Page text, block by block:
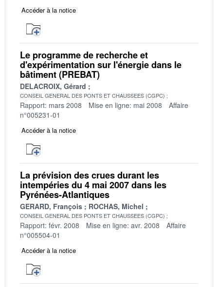
Accéder à la notice
Le programme de recherche et
d'expérimentation sur l'énergie dans le
bâtiment (PREBAT)
DELACROIX, Gérard
CONSEIL GENERAL DES PONTS ET CHAUSSEES (CGPC)
Rapport: mars 2008 Mise en ligne: mai 2008
Affaire
n°005231-01
Accéder à la notice
La prévision des crues durant les
intempéries du 4 mai 2007 dans les
Pyrénées-Atlantiques
GERARD, François ROCHAS, Michel
CONSEIL GENERAL DES PONTS ET CHAUSSEES (CGPC)
Rapport: févr. 2008 Mise en ligne: avr. 2008
Affaire
n°005504-01
Accéder à la notice